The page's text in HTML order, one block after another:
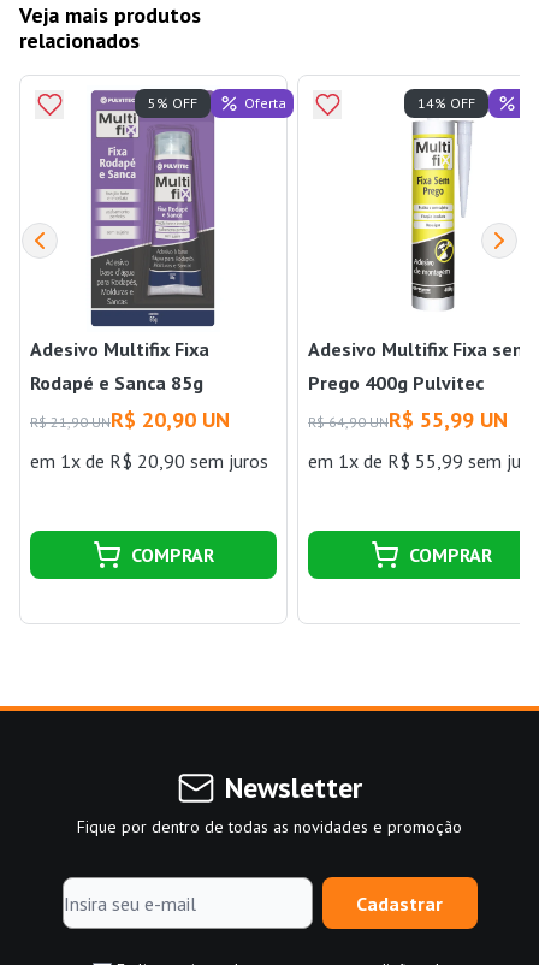
Veja mais produtos
relacionados
Adesivo Multifix Fixa
Rodapé e Sanca 85g
Pulvitec
R$ 21,90 UNR$ 20,90 UN
em 1x de R$ 20,90 sem juros
5% OFF Oferta
COMPRAR
Adesivo Multifix Fixa sem
Prego 400g Pulvitec
R$ 64,90 UNR$ 55,99 UN
em 1x de R$ 55,99 sem
14% OFF
COMPRAR
Newsletter
Fique por dentro de todas as novidades e promoção
Cadastrar